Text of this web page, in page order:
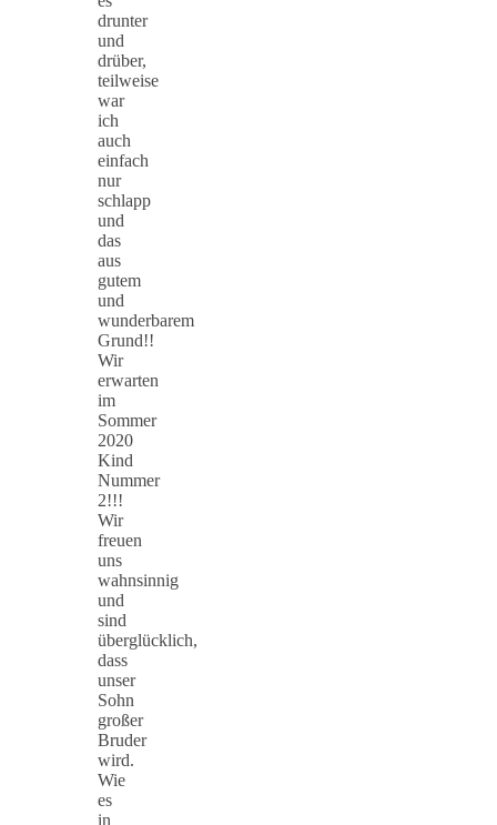
drunter
und
drüber,
teilweise
war
ich
auch
einfach
nur
schlapp
und
das
aus
gutem
und
wunderbarem
Grund!!
Wir
erwarten
im
Sommer
2020
Kind
Nummer
2!!!
Wir
freuen
uns
wahnsinnig
und
sind
überglücklich,
dass
unser
Sohn
großer
Bruder
wird.
Wie
es
in